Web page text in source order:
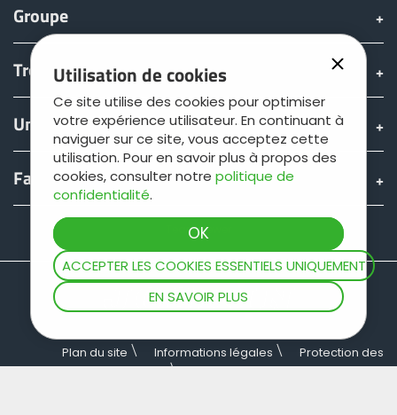
Utilisation de cookies
Ce site utilise des cookies pour optimiser
votre expérience utilisateur. En continuant à
naviguer sur ce site, vous acceptez cette
utilisation. Pour en savoir plus à propos des
cookies, consulter notre politique de
confidentialité.
ACCEPTER LES COOKIES ESSENTIELS UNIQUEMENT
EN SAVOIR PLUS
العربية
رسید ن
Groupe
Trouver & acheter
Univers JOSKIN
Fan shop
Teamviewer
Plan du site Informations légales
Protection des
données
Conditions générales de vente